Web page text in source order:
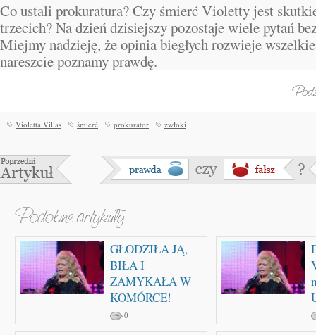
Co ustali prokuratura? Czy śmierć Violetty jest
trzecich? Na dzień dzisiejszy pozostaje wiele pytań
Miejmy nadzieję, że opinia biegłych rozwieje
nareszcie poznamy prawdę.
Violetta Villas śmierć prokurator zwłoki
GŁODZIŁA JĄ,
BIŁA I
ZAMYKAŁA W
KOMÓRCE!
0